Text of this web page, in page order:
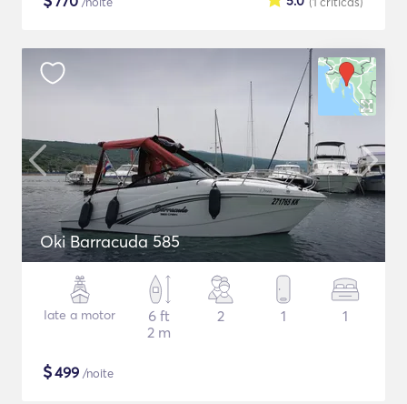
Oki Barracuda 585
Iate a motor
6 ft
2 m
2 1 1
$499 /noite